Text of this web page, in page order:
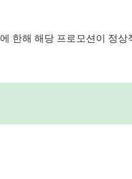
에 한해 해당 프로모션이 정상